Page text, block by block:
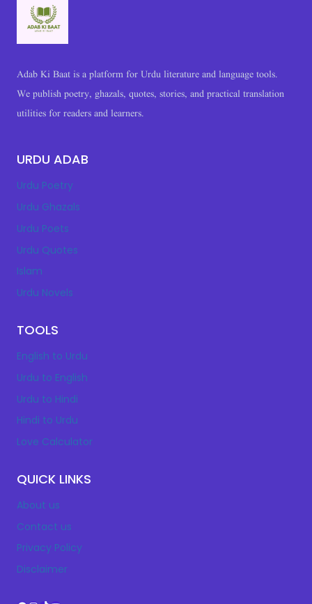
Adab Ki Baat is a platform for Urdu literature and language tools.
We publish poetry, ghazals, quotes, stories, and practical translation
utilities for readers and learners.
URDU ADAB
Urdu Poetry
Urdu Ghazals
Urdu Poets
Urdu Quotes
Islam
Urdu Novels
TOOLS
English to Urdu
Urdu to English
Urdu to Hindi
Hindi to Urdu
Love Calculator
QUICK LINKS
About us
Contact us
Privacy Policy
Disclaimer